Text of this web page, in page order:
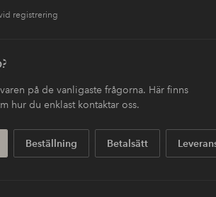
registrering
på de vanligaste frågorna. Här finns
hur du enklast kontaktar oss.
Beställning Betalsätt